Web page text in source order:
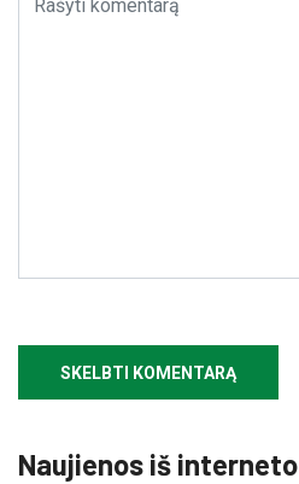
Naujienos iš interneto